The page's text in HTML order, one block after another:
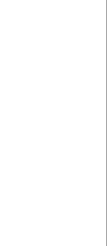
la